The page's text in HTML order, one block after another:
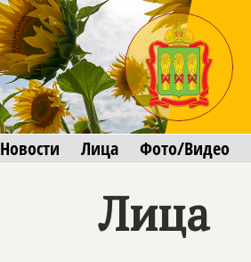
Новости Лица Фото/Видео
Лица